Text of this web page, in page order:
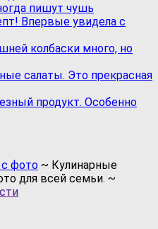
пишут чушь
Впервые увидела с
колбаски много, но
салаты. Это прекрасная
продукт. Особенно
фото ~ Кулинарные
для всей семьи. ~